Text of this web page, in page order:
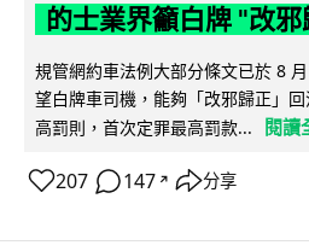
的士業界籲白牌 "改
規管網約車法例大部分條文已於 8
望白牌車司機，能夠「改邪歸正」
高罰則，首次定罪最高罰款...
閱讀
207 147 ↗ 分享